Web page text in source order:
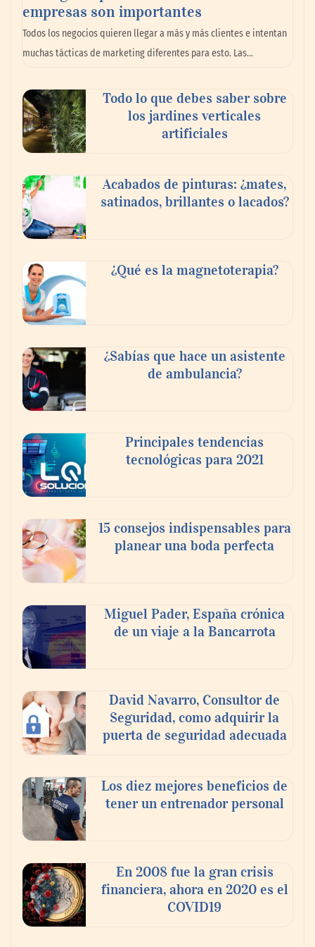
experiencia desde mediodía hasta el
anochecer con cocina abierta
El nuevo mapa de zonas tensionadas abre
inquilinos en Cataluña
La luz roja, el nuevo aftersun, actúa en la
recuperación de la piel después del sol
empresas son importantes
Todos los negocios quieren llegar a más y más clientes e intentan
muchas tácticas de marketing diferentes para esto. Las…
Todo lo que debes saber sobre
los jardines verticales
artificiales
Acabados de pinturas: ¿mates,
satinados, brillantes o lacados?
¿Qué es la magnetoterapia?
¿Sabías que hace un asistente
de ambulancia?
Principales tendencias
tecnológicas para 2021
15 consejos indispensables para
planear una boda perfecta
Miguel Pader, España crónica
de un viaje a la Bancarrota
David Navarro, Consultor de
Seguridad, como adquirir la
puerta de seguridad adecuada
Los diez mejores beneficios de
tener un entrenador personal
En 2008 fue la gran crisis
financiera, ahora en 2020 es el
COVID19